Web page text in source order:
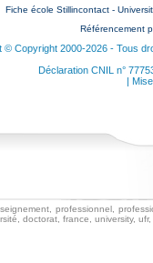
Fiche école Stillincontact -
Référencement
© Copyright 2000-2026 - Tous
Déclaration CNIL n°
|
professionnel,
doctorat, france, university,